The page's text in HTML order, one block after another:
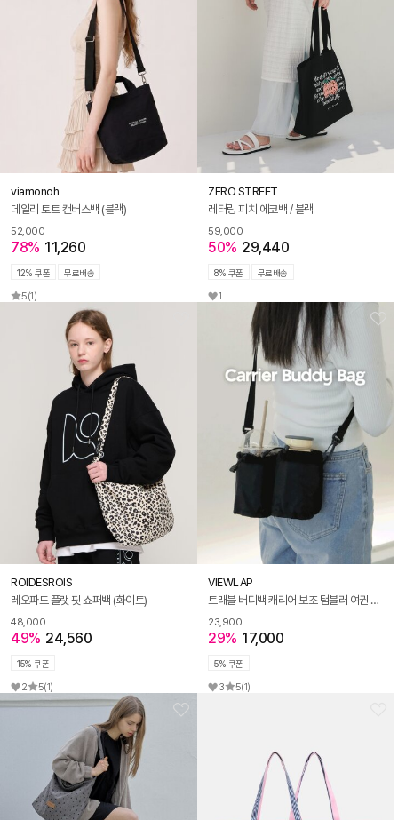
viamonoh
데일리 토트 캔버스백 (블랙)
52,000
78% 11,260
12% 쿠폰 무료배송
5(1)
ZERO STREET
레터링 피치 에코백 / 블랙
59,000
50% 29,440
8% 쿠폰 무료배송
1
ROIDESROIS
레오파드 플랫 핏 쇼퍼백 (화이트)
48,000
49% 24,560
15% 쿠폰
2 5(1)
VIEWLAP
트래블 버디백 캐리어 보조 텀블러 여권 여행 가방
23,900
29% 17,000
5% 쿠폰
3 5(1)